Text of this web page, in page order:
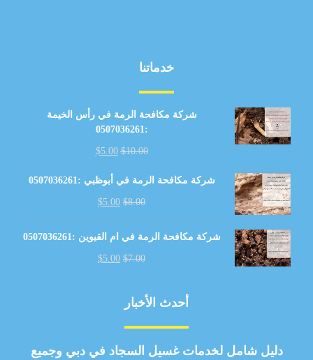
خدماتنا
شركة مكافحة الرمة في رأس الخيمة
:0507036261
$10.00
$5.00
شركة مكافحة الرمة في أبوظبي :0507036261
$8.00
$5.00
شركة مكافحة الرمة في ام القيوين :0507036261
$7.00
$5.00
أحدث الأخبار
دليل شامل لخدمات غسيل السجاد في دبي وجميع